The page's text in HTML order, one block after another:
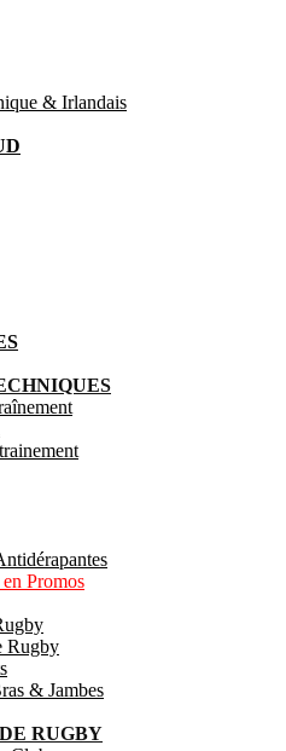
& Irlandais
Promos
Rugby
& Jambes
RUGBY